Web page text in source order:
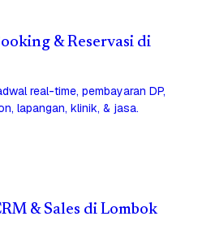
& Reservasi di
real-time, pembayaran DP,
lapangan, klinik, & jasa.
& Sales di Lombok